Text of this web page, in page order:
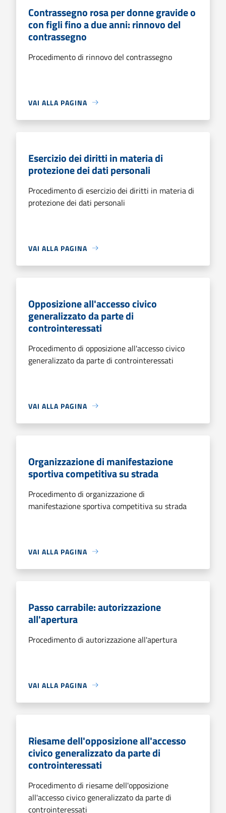
Contrassegno rosa per donne gravide o
con figli fino a due anni: rinnovo del
contrassegno
Procedimento di rinnovo del contrassegno
VAI ALLA PAGINA
Esercizio dei diritti in materia di
protezione dei dati personali
Procedimento di esercizio dei diritti in materia di
protezione dei dati personali
VAI ALLA PAGINA
Opposizione all'accesso civico
generalizzato da parte di
controinteressati
Procedimento di opposizione all'accesso civico
generalizzato da parte di controinteressati
VAI ALLA PAGINA
Organizzazione di manifestazione
sportiva competitiva su strada
Procedimento di organizzazione di
manifestazione sportiva competitiva su strada
VAI ALLA PAGINA
Passo carrabile: autorizzazione
all'apertura
Procedimento di autorizzazione all'apertura
VAI ALLA PAGINA
Riesame dell'opposizione all'accesso
civico generalizzato da parte di
controinteressati
Procedimento di riesame dell'opposizione
all'accesso civico generalizzato da parte di
controinteressati